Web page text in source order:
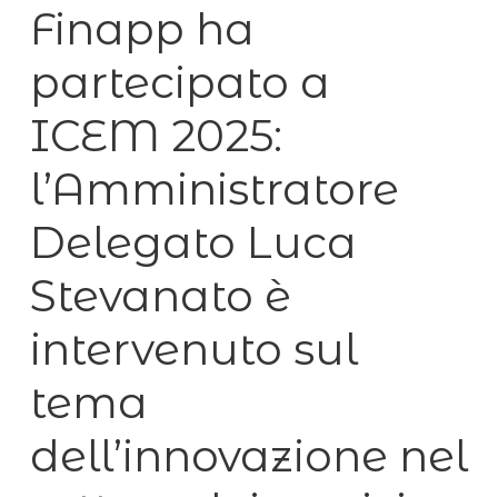
Finapp ha
partecipato a
ICEM 2025:
l’Amministratore
Delegato Luca
Stevanato è
intervenuto sul
tema
dell’innovazione nel